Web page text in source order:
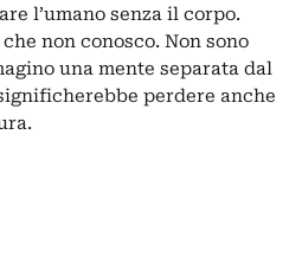
l’umano senza il corpo.
non conosco. Non sono
una mente separata dal
perdere anche